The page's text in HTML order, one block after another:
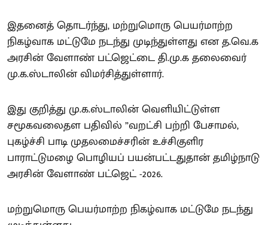
இதனைத் தொடர்ந்து, மற்றுமொரு பெயர்மாற்ற
நிகழ்வாக மட்டுமே நடந்து முடிந்துள்ளது என த.வெ.க
அரசின் வேளாண் பட்ஜெட்டை தி.மு.க தலைவைர்
மு.க.ஸ்டாலின் விமர்சித்துள்ளார்.
இது குறித்து மு.க.ஸ்டாலின் வெளியிட்டுள்ள
சமூகவலைதள பதிவில் ”வறட்சி பற்றி பேசாமல்,
புகழ்ச்சி பாடி முதலமைச்சரின் உச்சிகுளிர
பாராட்டுமழை பொழியப் பயன்பட்டதுதான் தமிழ்நாடு
அரசின் வேளாண் பட்ஜெட் -2026.
மற்றுமொரு பெயர்மாற்ற நிகழ்வாக மட்டுமே நடந்து